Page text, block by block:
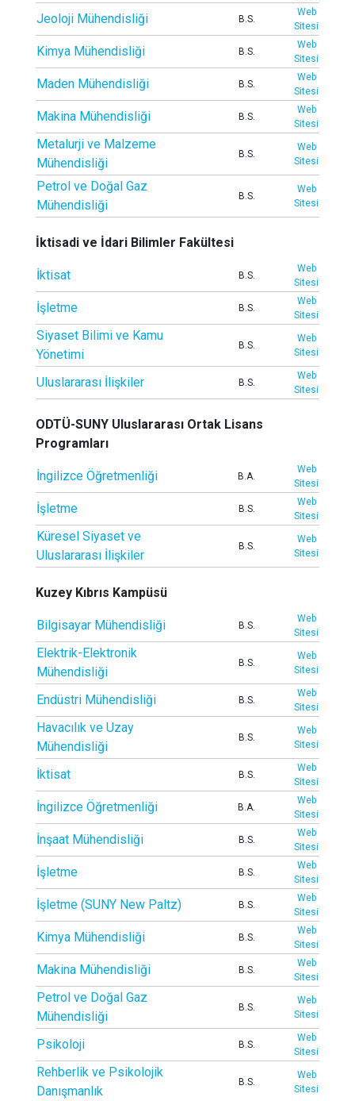
Jeoloji Mühendisliği B.S.
Web
Sitesi
Kimya Mühendisliği B.S.
Web
Sitesi
Maden Mühendisliği B.S.
Web
Sitesi
Makina Mühendisliği B.S.
Web
Sitesi
Metalurji ve Malzeme
Mühendisliği
B.S.
Web
Sitesi
Petrol ve Doğal Gaz
Mühendisliği
B.S.
Web
Sitesi
İktisadi ve İdari Bilimler Fakültesi
İktisat B.S.
Web
Sitesi
İşletme B.S.
Web
Sitesi
Siyaset Bilimi ve Kamu
Yönetimi
B.S.
Web
Sitesi
Uluslararası İlişkiler B.S.
Web
Sitesi
ODTÜ-SUNY Uluslararası Ortak Lisans
Programları
İngilizce Öğretmenliği B.A.
Web
Sitesi
İşletme B.S.
Web
Sitesi
Küresel Siyaset ve
Uluslararası İlişkiler
B.S.
Web
Sitesi
Kuzey Kıbrıs Kampüsü
Bilgisayar Mühendisliği B.S.
Web
Sitesi
Elektrik-Elektronik
Mühendisliği
B.S.
Web
Sitesi
Endüstri Mühendisliği B.S.
Web
Sitesi
Havacılık ve Uzay
Mühendisliği
B.S.
Web
Sitesi
İktisat B.S.
Web
Sitesi
İngilizce Öğretmenliği B.A.
Web
Sitesi
İnşaat Mühendisliği B.S.
Web
Sitesi
İşletme B.S.
Web
Sitesi
İşletme (SUNY New Paltz) B.S.
Web
Sitesi
Kimya Mühendisliği B.S.
Web
Sitesi
Makina Mühendisliği B.S.
Web
Sitesi
Petrol ve Doğal Gaz
Mühendisliği
B.S.
Web
Sitesi
Psikoloji B.S.
Web
Sitesi
Rehberlik ve Psikolojik
Danışmanlık
B.S.
Web
Sitesi